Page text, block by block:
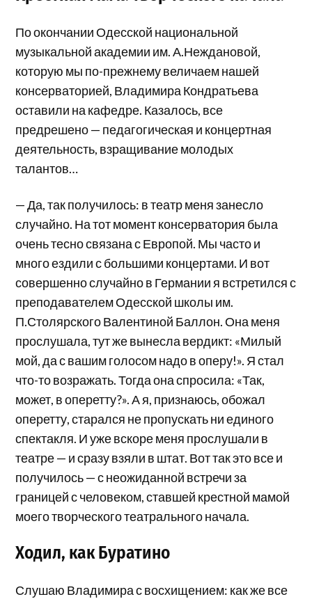
По окончании Одесской национальной
музыкальной академии им. А.Неждановой,
которую мы по-прежнему величаем нашей
консерваторией, Владимира Кондратьева
оставили на кафедре. Казалось, все
предрешено — педагогическая и концертная
деятельность, взращивание молодых
талантов…
— Да, так получилось: в театр меня занесло
случайно. На тот момент консерватория была
очень тесно связана с Европой. Мы часто и
много ездили с большими концертами. И вот
совершенно случайно в Германии я встретился с
преподавателем Одесской школы им.
П.Столярского Валентиной Баллон. Она меня
прослушала, тут же вынесла вердикт: «Милый
мой, да с вашим голосом надо в оперу!». Я стал
что-то возражать. Тогда она спросила: «Так,
может, в оперетту?». А я, признаюсь, обожал
оперетту, старался не пропускать ни единого
спектакля. И уже вскоре меня прослушали в
театре — и сразу взяли в штат. Вот так это все и
получилось — с неожиданной встречи за
границей с человеком, ставшей крестной мамой
моего творческого театрального начала.
Ходил, как Буратино
Слушаю Владимира с восхищением: как же все